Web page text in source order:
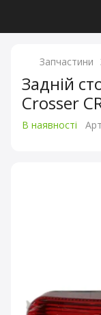
Запчастини
Задній
Crosser
В наявності